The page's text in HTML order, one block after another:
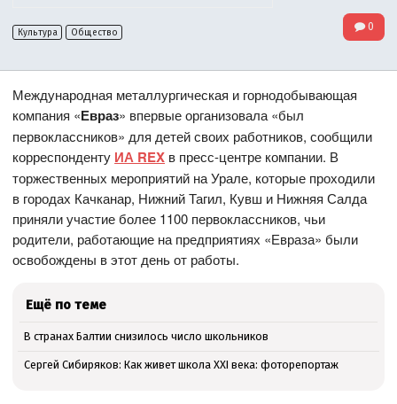
Культура Общество 0
Международная металлургическая и горнодобывающая
компания «Евраз» впервые организовала «был
первоклассников» для детей своих работников, сообщили
корреспонденту ИА REX в пресс-центре компании. В
торжественных мероприятий на Урале, которые проходили
в городах Качканар, Нижний Тагил, Кувш и Нижняя Салда
приняли участие более 1100 первоклассников, чьи
родители, работающие на предприятиях «Евраза» были
освобождены в этот день от работы.
Ещё по теме
В странах Балтии снизилось число школьников
Сергей Сибиряков: Как живет школа XXI века: фоторепортаж